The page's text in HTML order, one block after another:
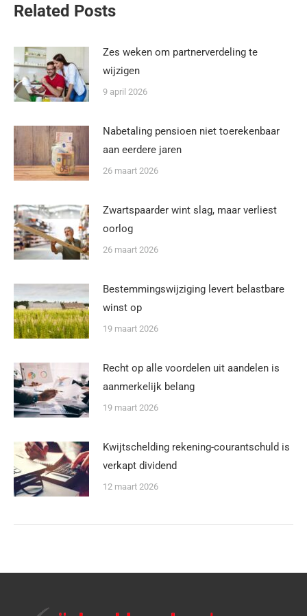
Related Posts
Zes weken om partnerverdeling te
wijzigen
9 april 2026
Nabetaling pensioen niet toerekenbaar
aan eerdere jaren
26 maart 2026
Zwartspaarder wint slag, maar verliest
oorlog
26 maart 2026
Bestemmingswijziging levert belastbare
winst op
19 maart 2026
Recht op alle voordelen uit aandelen is
aanmerkelijk belang
19 maart 2026
Kwijtschelding rekening-courantschuld is
verkapt dividend
12 maart 2026